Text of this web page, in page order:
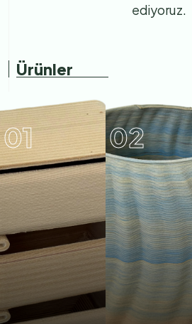
ediyoruz.
Ürünler
BRAHMAN
01
CACTRA
SEHPA
02